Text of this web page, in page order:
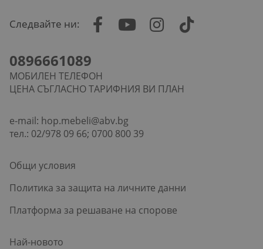
Следвайте ни:
0896661089
МОБИЛЕН ТЕЛЕФОН
ЦЕНА СЪГЛАСНО ТАРИФНИЯ ВИ ПЛАН
e-mail: hop.mebeli@abv.bg
тел.: 02/978 09 66; 0700 800 39
Общи условия
Политика за защита на личните данни
Платформа за решаване на спорове
Най-новото